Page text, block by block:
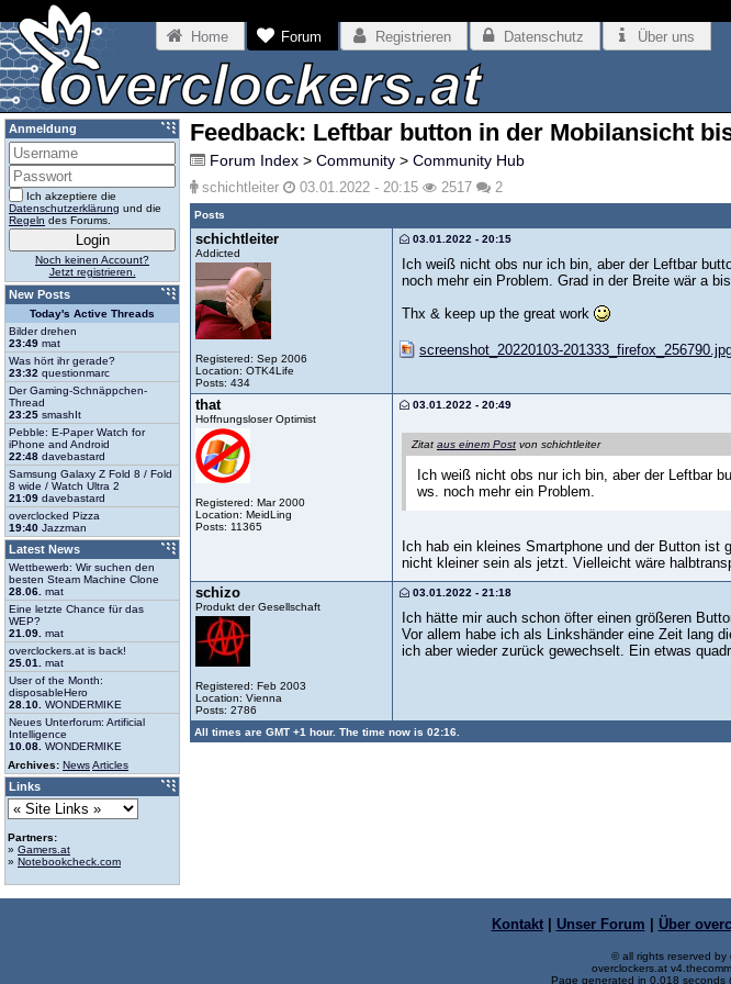
Home Forum Registrieren Datenschutz Über uns
Feedback: Leftbar button in der Mobilansicht
Forum Index > Community > Community Hub
schichtleiter 03.01.2022 - 20:15 2517 2
Posts
schichtleiter
Addicted
Registered: Sep 2006
Location: OTK4Life
Posts: 434
03.01.2022 - 20:15
Ich weiß nicht obs nur ich bin, aber der Leftbar
noch mehr ein Problem. Grad in der Breite wär a
Thx & keep up the great work
screenshot_20220103-
that
Hoffnungsloser Optimist
Registered: Mar 2000
Location: MeidLing
Posts: 11365
03.01.2022 - 20:49
Zitat aus einem Post von schichtleiter
Ich weiß nicht obs nur ich bin, aber der Leftbar
ws. noch mehr ein Problem.
Ich hab ein kleines Smartphone und der Button
nicht kleiner sein als jetzt. Vielleicht wäre
schizo
Produkt der Gesellschaft
Registered: Feb 2003
Location: Vienna
Posts: 2786
03.01.2022 - 21:18
Ich hätte mir auch schon öfter einen größeren
Vor allem habe ich als Linkshänder eine Zeit lang
ich aber wieder zurück gewechselt. Ein etwas
All times are GMT +1 hour. The time now is 02:16.
Anmeldung
Ich akzeptiere die
Datenschutzerklärung und die
Regeln des Forums.
Noch keinen Account?
Jetzt registrieren.
New Posts
Today's Active Threads
Bilder drehen
23:49 mat
Was hört ihr gerade?
23:32 questionmarc
Der Gaming-Schnäppchen-
Thread
23:25 smashIt
Pebble: E-Paper Watch for
iPhone and Android
22:48 davebastard
Samsung Galaxy Z Fold 8 / Fold
8 wide / Watch Ultra 2
21:09 davebastard
overclocked Pizza
19:40 Jazzman
Latest News
Wettbewerb: Wir suchen den
besten Steam Machine Clone
28.06. mat
Eine letzte Chance für das
WEP?
21.09. mat
overclockers.at is back!
25.01.
mat
User of the Month:
disposableHero
28.10. WONDERMIKE
Neues Unterforum: Artificial
Intelligence
10.08. WONDERMIKE
Archives: NewsArticles
Links
Partners:
» Gamers.at
» Notebookcheck.com
Kontakt| Unser Forum | Über
© all rights reserved by
overclockers.at
Page generated in 0.018 seconds